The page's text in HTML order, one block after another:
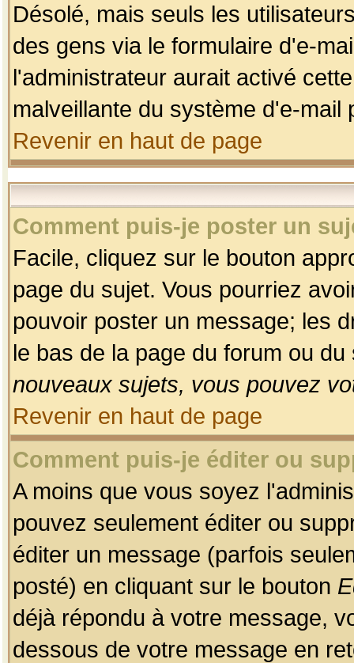
Désolé, mais seuls les
des gens via le formulaire d'e-
l'administrateur aurait activé
malveillante du système d'e-
Revenir en haut de page
Comment puis-je poster un
Facile, cliquez sur le bouton
page du sujet. Vous pourriez
pouvoir poster un message; les
le bas de la page du forum ou
nouveaux sujets, vous pouvez
Revenir en haut de page
Comment puis-je éditer ou
A moins que vous soyez
pouvez seulement éditer ou
éditer un message (parfois
posté) en cliquant sur le bouton
déjà répondu à votre message,
dessous de votre message en